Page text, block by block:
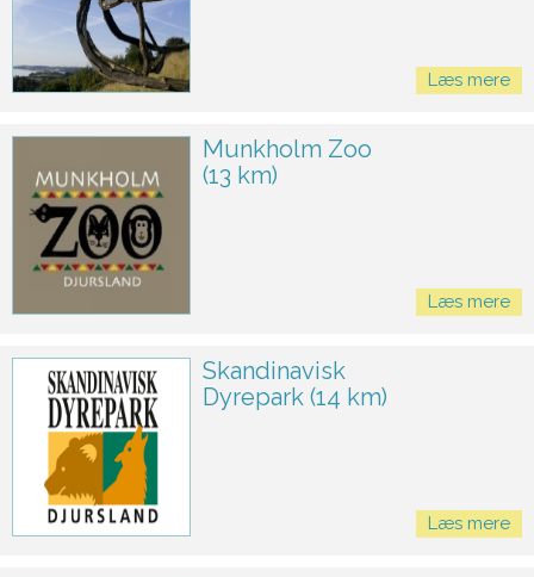
Læs mere
Munkholm Zoo
(13 km)
Læs mere
Skandinavisk
Dyrepark (14 km)
Læs mere